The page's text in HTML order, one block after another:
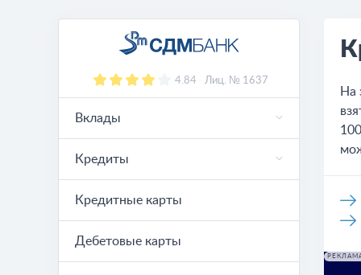
4.84 Лиц. № 1637
Вклады
Кредиты
Кредитные карты
Дебетовые карты
На